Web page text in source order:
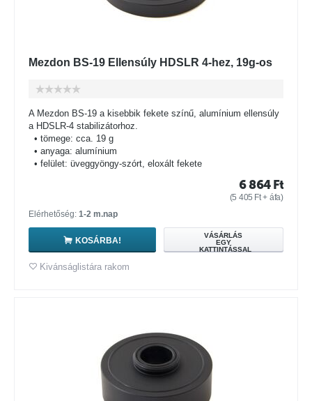
Mezdon BS-19 Ellensúly HDSLR 4-hez, 19g-os
A Mezdon BS-19 a kisebbik fekete színű, alumínium ellensúly
a HDSLR-4 stabilizátorhoz.
• tömege: cca. 19 g
• anyaga: alumínium
• felület: üveggyöngy-szórt, eloxált fekete
6 864 Ft
(5 405 Ft+ áfa)
Elérhetőség: 1-2 m.nap
KOSÁRBA!
VÁSÁRLÁS
EGY
KATTINTÁSSAL
Kivánságlistára rakom